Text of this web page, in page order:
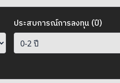
ประสบการณ์การลงทุน (ปี)